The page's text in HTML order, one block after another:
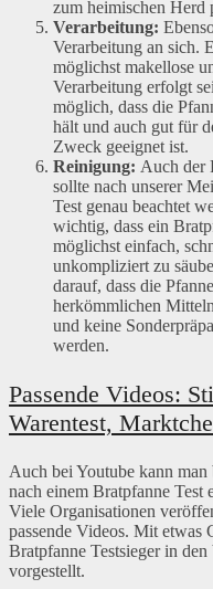
zum heimischen Herd
Verarbeitung:
Verarbeitung an sich.
möglichst makellose
Verarbeitung erfolgt
möglich, dass die
hält und auch gut für
Zweck geeignet ist.
Reinigung: Auch der
sollte nach unserer
Test genau beachtet
wichtig, dass ein
möglichst einfach,
unkompliziert zu
darauf, dass die
herkömmlichen
und keine
werden.
Passende Videos:
Warentest,
Auch bei Youtube kann man
nach einem Bratpfanne Test
Viele Organisationen
passende Videos. Mit etwas
Bratpfanne Testsieger in den
vorgestellt.